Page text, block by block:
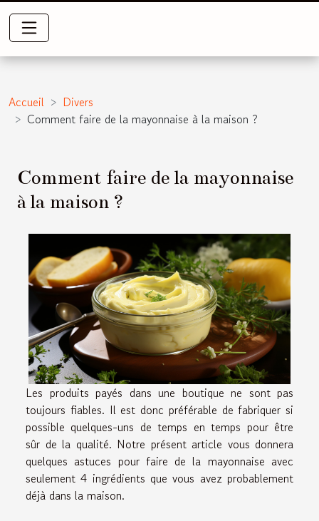
Accueil
Divers
Comment faire de la mayonnaise à la maison ?
Comment faire de la mayonnaise
à la maison ?
Les produits payés dans une boutique ne sont pas
toujours fiables. Il est donc préférable de fabriquer si
possible quelques-uns de temps en temps pour être
sûr de la qualité. Notre présent article vous donnera
quelques astuces pour faire de la mayonnaise avec
seulement 4 ingrédients que vous avez probablement
déjà dans la maison.